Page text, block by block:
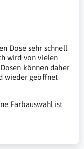
Dose sehr schnell
wird von vielen
können daher
wieder geöffnet
Farbauswahl ist